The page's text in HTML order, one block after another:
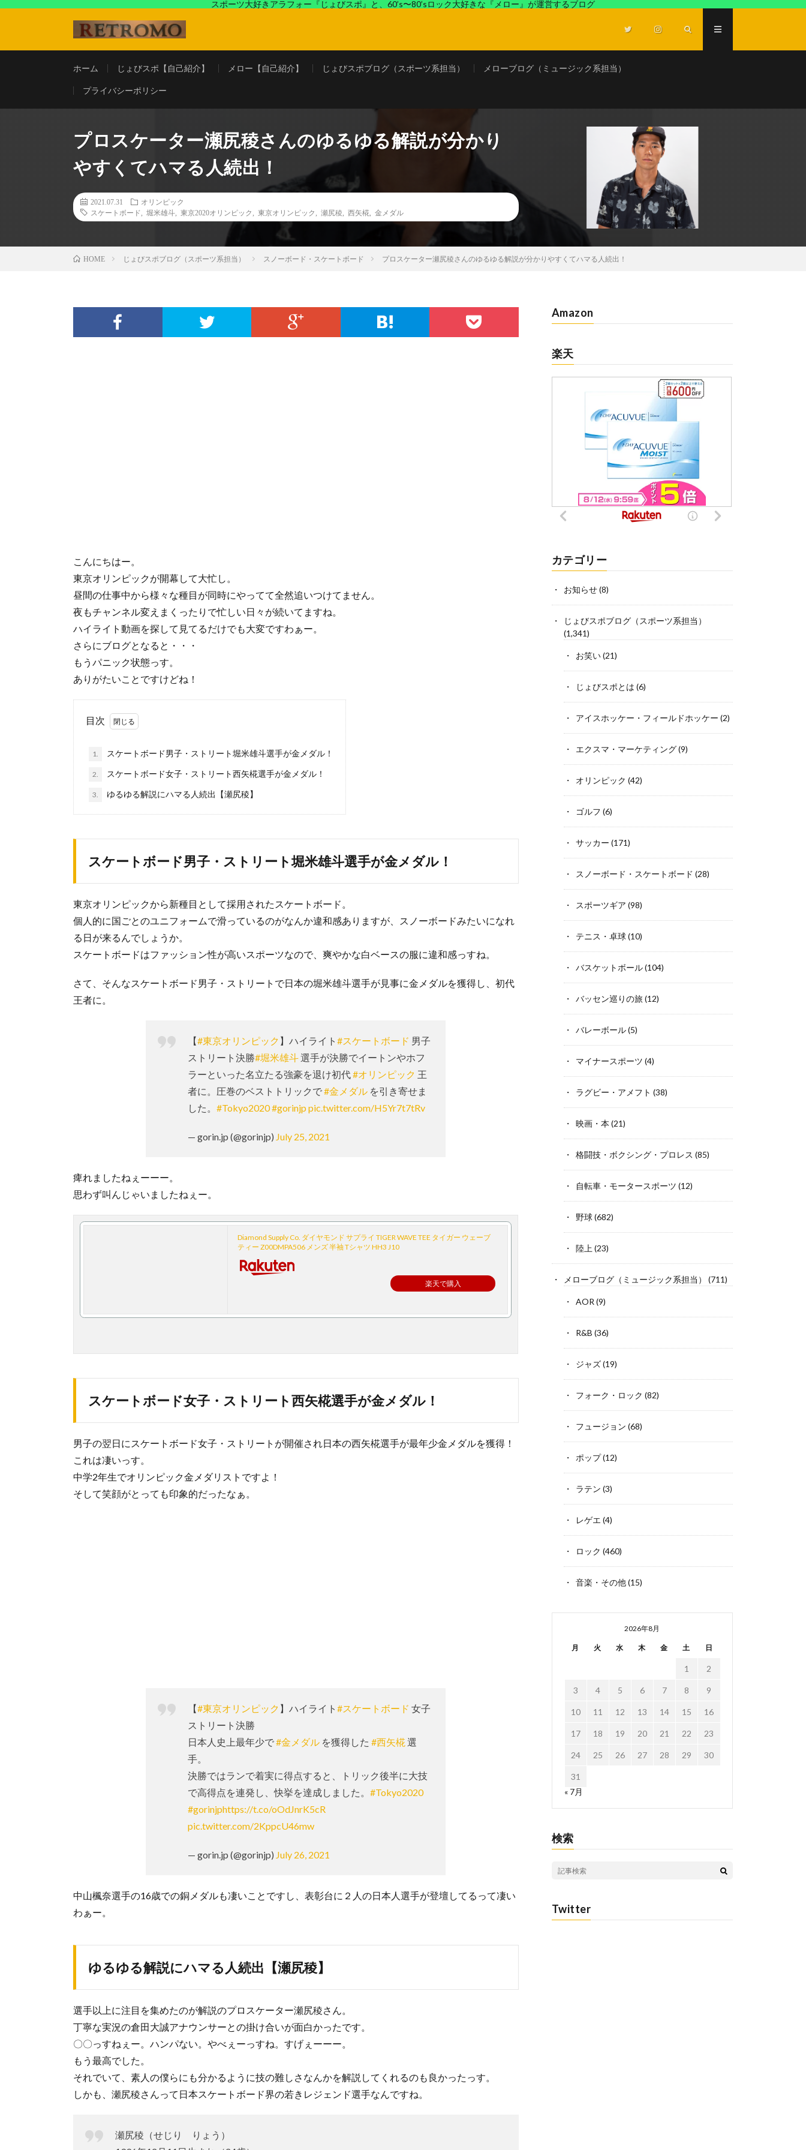
スポーツ大好きアラフォー『じょびスポ』と、60’s〜80’sロック大好きな『メロー』が運営するブログ
ホーム じょびスポ【自己紹介】 メロー【自己紹介】 じょびスポブログ（スポーツ系担当） メローブログ（ミュージック系担当）
プライバシーポリシー
プロスケーター瀬尻稜さんのゆるゆる解説が分かり
やすくてハマる人続出！
2021.07.31
オリンピック
スケートボード
堀米雄斗 東京2020オリンピック 東京オリンピック 瀬尻稜 西矢椛 金メダル
HOME じょびスポブログ（スポーツ系担当） スノーボード・スケートボード プロスケーター瀬尻稜さんのゆるゆる解説が分かりやすくてハマる人続出！
こんにちはー。
東京オリンピックが開幕して大忙し。
昼間の仕事中から様々な種目が同時にやってて全然追いつけてません。
夜もチャンネル変えまくったりで忙しい日々が続いてますね。
ハイライト動画を探して見てるだけでも大変ですわぁー。
さらにブログとなると・・・
もうパニック状態っす。
ありがたいことですけどね！
目次
1. スケートボード男子・ストリート堀米雄斗選手が金メダル！
2. スケートボード女子・ストリート西矢椛選手が金メダル！
3. ゆるゆる解説にハマる人続出【瀬尻稜】
スケートボード男子・ストリート堀米雄斗選手が金メダル！
東京オリンピックから新種目として採用されたスケートボード。
個人的に国ごとのユニフォームで滑っているのがなんか違和感ありますが、スノーボードみたいになれ
る日が来るんでしょうか。
スケートボードはファッション性が高いスポーツなので、爽やかな白ベースの服に違和感っすね。
さて、そんなスケートボード男子・ストリートで日本の堀米雄斗選手が見事に金メダルを獲得し、初代
王者に。
【#東京オリンピック 】ハイライト#スケートボード 男子
ストリート決勝#堀米雄斗選手が決勝でイートンやホフ
ラーといった名立たる強豪を退け初代#オリンピック 王
者に。圧巻のベストトリックで#金メダル を引き寄せま
した。#Tokyo2020#gorinjp pic.twitter.com/H5Yr7t7tRv
— gorin.jp (@gorinjp) July 25, 2021
痺れましたねぇーーー。
思わず叫んじゃいましたねぇー。
Diamond Supply Co. ダイヤモンド サプライ TIGER WAVE TEE タイガー ウェーブ
ティー Z00DMPA506 メンズ 半袖 Tシャツ HH3 J10
楽天で購入
スケートボード女子・ストリート西矢椛選手が金メダル！
男子の翌日にスケートボード女子・ストリートが開催され日本の西矢椛選手が最年少金メダルを獲得！
これは凄いっす。
中学2年生でオリンピック金メダリストですよ！
そして笑顔がとっても印象的だったなぁ。
【#東京オリンピック 】ハイライト#スケートボード 女子
ストリート決勝
日本人史上最年少で#金メダル を獲得した#西矢椛 選
手。
決勝ではランで着実に得点すると、トリック後半に大技
で高得点を連発し、快挙を達成しました。#Tokyo2020
#gorinjphttps://t.co/oOdJnrK5cR
pic.twitter.com/2KppcU46mw
— gorin.jp (@gorinjp) July 26, 2021
中山楓奈選手の16歳での銅メダルも凄いことですし、表彰台に２人の日本人選手が登壇してるって凄い
わぁー。
ゆるゆる解説にハマる人続出【瀬尻稜】
選手以上に注目を集めたのが解説のプロスケーター瀬尻稜さん。
丁寧な実況の倉田大誠アナウンサーとの掛け合いが面白かったです。
〇〇っすねぇー。ハンパない。やべぇーっすね。すげぇーーー。
もう最高でした。
それでいて、素人の僕らにも分かるように技の難しさなんかを解説してくれるのも良かったっす。
しかも、瀬尻稜さんって日本スケートボード界の若きレジェンド選手なんですね。
瀬尻稜（せじり りょう）
Amazon
楽天
カテゴリー
お知らせ(8)
じょびスポブログ（スポーツ系担当）
(1,341)
お笑い(21)
じょびスポとは (6)
アイスホッケー・フィールドホッケー (2)
エクスマ・マーケティング(9)
オリンピック (42)
ゴルフ (6)
サッカー (171)
スノーボード・スケートボード (28)
スポーツギア (98)
テニス・卓球(10)
バスケットボール(104)
バッセン巡りの旅(12)
バレーボール(5)
マイナースポーツ (4)
ラグビー・アメフト (38)
映画・本 (21)
格闘技・ボクシング・プロレス (85)
自転車・モータースポーツ (12)
野球(682)
陸上 (23)
メローブログ（ミュージック系担当） (711)
AOR (9)
R&B (36)
ジャズ(19)
フォーク・ロック (82)
フュージョン (68)
ポップ(12)
ラテン (3)
レゲエ (4)
ロック (460)
音楽・その他(15)
2026年8月
月 火 水 木 金 土 日
1 2
3 4 5 6 7 8 9
10 11 12 13 14 15 16
17 18 19 20 21 22 23
24 25 26 27 28 29 30
31
« 7月
検索
Twitter